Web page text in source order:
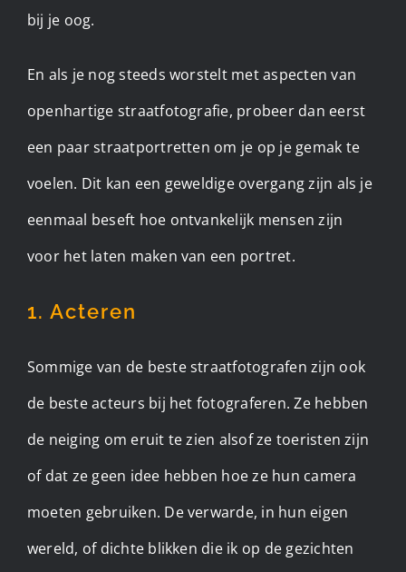
bij je oog.
En als je nog steeds worstelt met aspecten van
openhartige straatfotografie, probeer dan eerst
een paar straatportretten om je op je gemak te
voelen. Dit kan een geweldige overgang zijn als je
eenmaal beseft hoe ontvankelijk mensen zijn
voor het laten maken van een portret.
1. Acteren
Sommige van de beste straatfotografen zijn ook
de beste acteurs bij het fotograferen. Ze hebben
de neiging om eruit te zien alsof ze toeristen zijn
of dat ze geen idee hebben hoe ze hun camera
moeten gebruiken. De verwarde, in hun eigen
wereld, of dichte blikken die ik op de gezichten